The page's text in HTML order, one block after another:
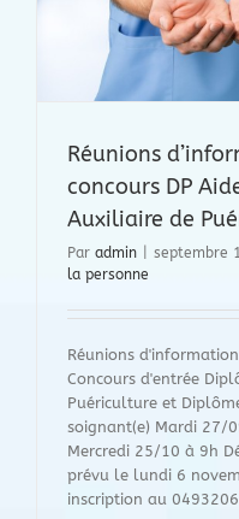
Réunions
concours DP
Auxiliaire de
Par admin septembre
la personne
Réunions
Concours d'entrée
Puériculture et
soignant(e) Mardi 27/
Mercredi 25/10 à 9h
prévu le lundi 6
inscription au